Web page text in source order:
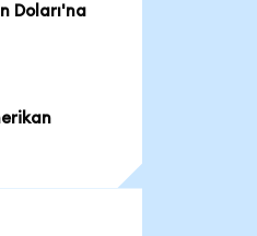
Doları'na